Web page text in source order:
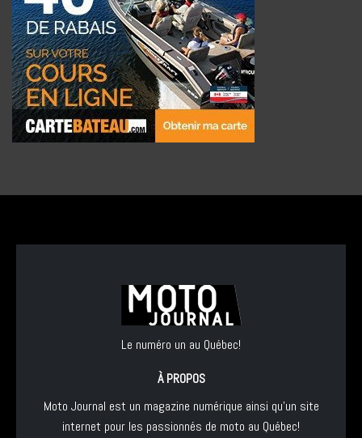
Le numéro un au Québec!
À PROPOS
Moto Journal est un magazine numérique ainsi qu'un site
internet pour les passionnés de moto au Québec!